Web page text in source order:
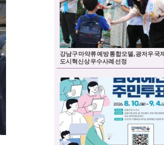
강남구 마약류 예방 통합모델, 광저우 국제
도시혁신상 우수사례 선정